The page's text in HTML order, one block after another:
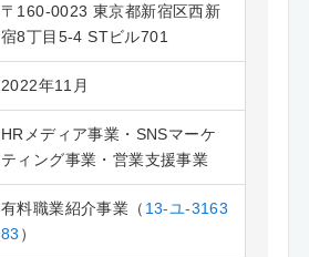
〒160-0023 東京都新宿区西新
宿8丁目5-4 STビル701
2022年11月
HRメディア事業・SNSマーケ
ティング事業・営業支援事業
有料職業紹介事業（ 13-ユ-3163
83 ）